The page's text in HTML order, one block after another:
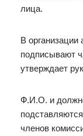
лица.
В организации
подписывают
утверждает
Ф.И.О. и
членов